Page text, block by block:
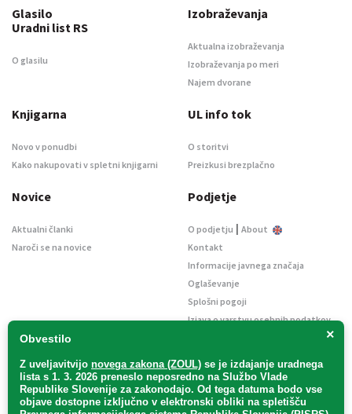
×
Obvestilo
Z uveljavitvijo novega zakona (ZOUL) se je izdajanje uradnega
lista s 1. 3. 2026 preneslo neposredno na Službo Vlade
Republike Slovenije za zakonodajo. Od tega datuma bodo vse
objave dostopne izključno v elektronski obliki na spletišču
Glasilo
Uradni list RS
O glasilu
Izobraževanja
Aktualna izobraževanja
Izobraževanja po meri
Najem dvorane
Knjigarna
Novo v ponudbi
Kako nakupovati v spletni knjigarni
UL info tok
O storitvi
Preizkusi brezplačno
Novice
Aktualni članki
Naroči se na novice
Podjetje
O podjetju | About
Kontakt
Informacije javnega značaja
Oglaševanje
Splošni pogoji
Izjava o varstvu osebnih podatkov